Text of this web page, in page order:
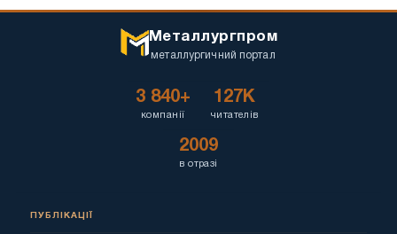
Металлургпром
металлургичний портал
3 840+
компанії
127K
читателів
2009
в отразі
ПУБЛІКАЦІЇ